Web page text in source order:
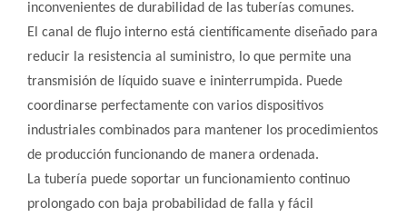
inconvenientes de durabilidad de las tuberías comunes.
El canal de flujo interno está científicamente diseñado para
reducir la resistencia al suministro, lo que permite una
transmisión de líquido suave e ininterrumpida. Puede
coordinarse perfectamente con varios dispositivos
industriales combinados para mantener los procedimientos
de producción funcionando de manera ordenada.
La tubería puede soportar un funcionamiento continuo
prolongado con baja probabilidad de falla y fácil